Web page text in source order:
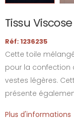
Tissu
Réf: 1236235
Cette toile
pour la confection
vestes légères.
présente
Plus d'informations